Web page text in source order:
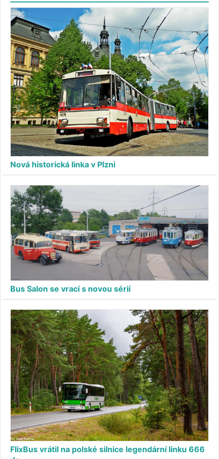
Nová historická linka v Plzni
Bus Salon se vrací s novou sérií
FlixBus vrátil na polské silnice legendární linku 666